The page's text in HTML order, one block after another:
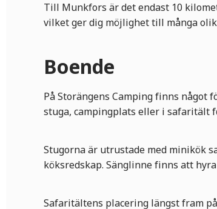
Till Munkfors är det endast 10
vilket ger dig möjlighet till många
Boende
På Storängens Camping finns något
stuga, campingplats eller i safaritält
Stugorna är utrustade med minikök
köksredskap. Sänglinne finns att
Safaritältens placering längst fram